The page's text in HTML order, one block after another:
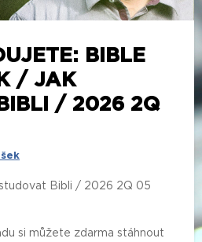
BIBLE
/ JAK
/ 2026 2Q
Bibli / 2026 2Q 05
si můžete zdarma stáhnout